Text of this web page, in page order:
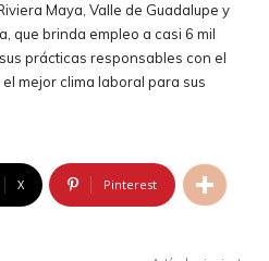
Maya, Valle de Guadalupe y
que brinda empleo a casi 6 mil
prácticas responsables con el
mejor clima laboral para sus
X Pinterest